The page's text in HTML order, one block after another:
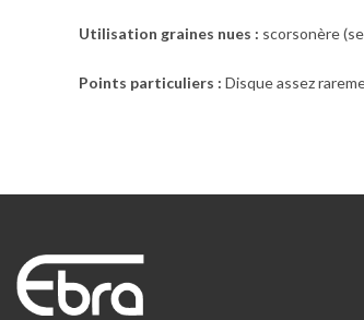
Utilisation graines nues : scorsonère
Points particuliers : Disque assez